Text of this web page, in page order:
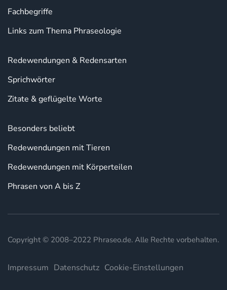
Fachbegriffe
Links zum Thema Phraseologie
Redewendungen & Redensarten
Sprichwörter
Zitate & geflügelte Worte
Besonders beliebt
Redewendungen mit Tieren
Redewendungen mit Körperteilen
Phrasen von A bis Z
Copyright © 2008–2022 Phraseo.de. Alle Rechte vorbehalten.
Impressum Datenschutz Cookie-Einstellungen